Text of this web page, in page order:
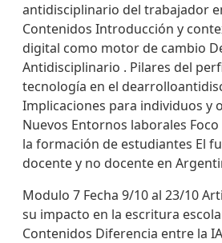
antidisciplinario del trabajador
Contenidos Introducción y
digital como motor de cambio
Antidisciplinario . Pilares del
tecnología en el
Implicaciones para individuos y
Nuevos Entornos laborales
la formación de estudiantes El
docente y no docente en
Modulo 7 Fecha 9/10 al 23/10
su impacto en la escritura
Contenidos Diferencia entre la